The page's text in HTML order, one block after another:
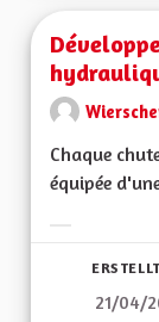
Chaque
équipée
21/04/